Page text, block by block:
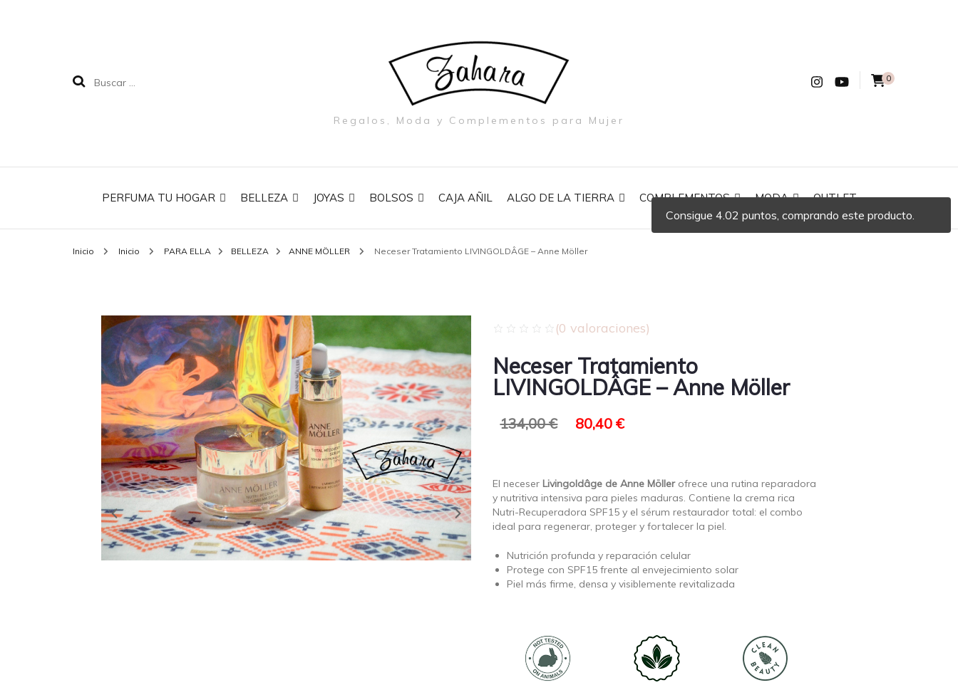
Regalos, Moda y Complementos para Mujer
0
PERFUMA TU HOGAR BELLEZA JOYAS BOLSOS CAJA AÑIL ALGO DE LA TIERRA COMPLEMENTOS MODA OUTLET
Inicio Inicio PARA ELLA BELLEZA ANNE MÖLLER Neceser Tratamiento LIVINGOLDÂGE – Anne Möller
(0 valoraciones)
Neceser Tratamiento
LIVINGOLDÂGE – Anne Möller
134,00€ 80,40€
El neceser Livingoldâge de Anne Möllerofrece una rutina reparadora
y nutritiva intensiva para pieles maduras. Contiene la crema rica
Nutri-Recuperadora SPF15 y el sérum restaurador total: el combo
ideal para regenerar, proteger y fortalecer la piel.
Nutrición profunda y reparación celular
Protege con SPF15 frente al envejecimiento solar
Piel más firme, densa y visiblemente revitalizada
Consigue 4.02 puntos, comprando este producto.